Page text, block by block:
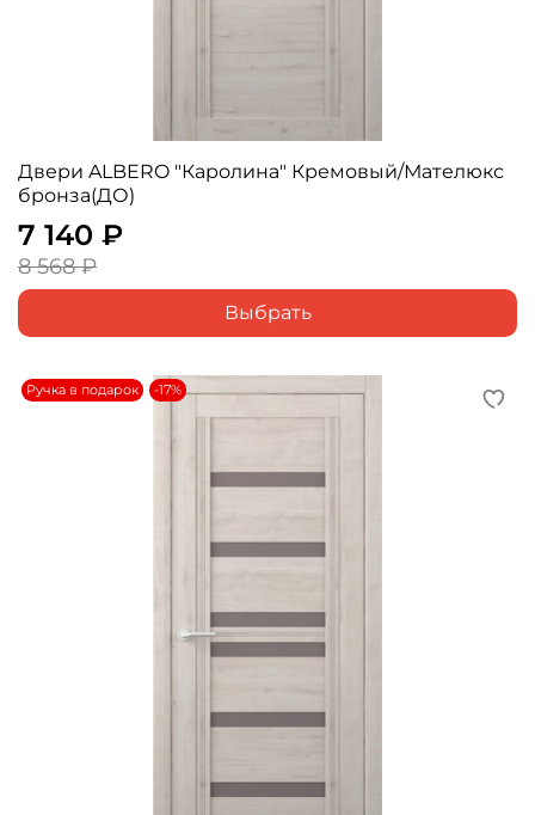
Двери ALBERO "Каролина" Кремовый/Мателюкс
бронза(ДО)
7 140 ₽
8 568 ₽
Выбрать
Ручка в подарок -17%